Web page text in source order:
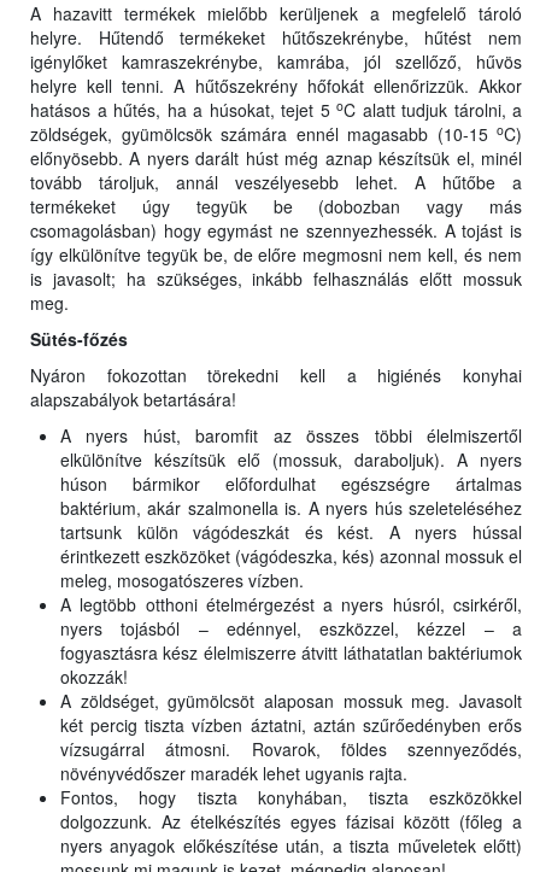
A hazavitt termékek mielőbb kerüljenek a megfelelő tároló
helyre. Hűtendő termékeket hűtőszekrénybe, hűtést nem
igénylőket kamraszekrénybe, kamrába, jól szellőző, hűvös
helyre kell tenni. A hűtőszekrény hőfokát ellenőrizzük. Akkor
hatásos a hűtés, ha a húsokat, tejet 5 oC alatt tudjuk tárolni, a
zöldségek, gyümölcsök számára ennél magasabb (10-15 oC)
előnyösebb. A nyers darált húst még aznap készítsük el, minél
tovább tároljuk, annál veszélyesebb lehet. A hűtőbe a
termékeket úgy tegyük be (dobozban vagy más
csomagolásban) hogy egymást ne szennyezhessék. A tojást is
így elkülönítve tegyük be, de előre megmosni nem kell, és nem
is javasolt; ha szükséges, inkább felhasználás előtt mossuk
meg.
Sütés-főzés
Nyáron fokozottan törekedni kell a higiénés konyhai
alapszabályok betartására!
A nyers húst, baromfit az összes többi élelmiszertől
elkülönítve készítsük elő (mossuk, daraboljuk). A nyers
húson bármikor előfordulhat egészségre ártalmas
baktérium, akár szalmonella is. A nyers hús szeleteléséhez
tartsunk külön vágódeszkát és kést. A nyers hússal
érintkezett eszközöket (vágódeszka, kés) azonnal mossuk el
meleg, mosogatószeres vízben.
A legtöbb otthoni ételmérgezést a nyers húsról, csirkéről,
nyers tojásból – edénnyel, eszközzel, kézzel – a
fogyasztásra kész élelmiszerre átvitt láthatatlan baktériumok
okozzák!
A zöldséget, gyümölcsöt alaposan mossuk meg. Javasolt
két percig tiszta vízben áztatni, aztán szűrőedényben erős
vízsugárral átmosni. Rovarok, földes szennyeződés,
növényvédőszer maradék lehet ugyanis rajta.
Fontos, hogy tiszta konyhában, tiszta eszközökkel
dolgozzunk. Az ételkészítés egyes fázisai között (főleg a
nyers anyagok előkészítése után, a tiszta műveletek előtt)